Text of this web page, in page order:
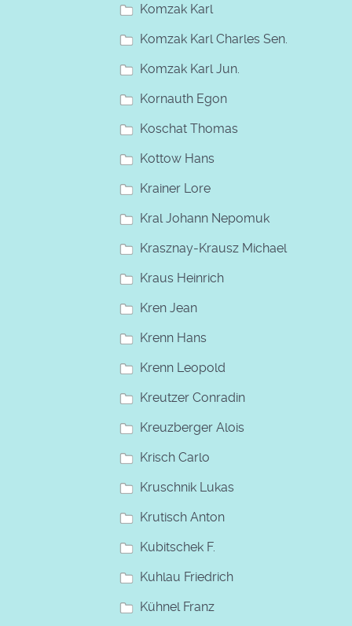
Komzak Karl
Komzak Karl Charles Sen.
Komzak Karl Jun.
Kornauth Egon
Koschat Thomas
Kottow Hans
Krainer Lore
Kral Johann Nepomuk
Krasznay-Krausz Michael
Kraus Heinrich
Kren Jean
Krenn Hans
Krenn Leopold
Kreutzer Conradin
Kreuzberger Alois
Krisch Carlo
Kruschnik Lukas
Krutisch Anton
Kubitschek F.
Kuhlau Friedrich
Kühnel Franz